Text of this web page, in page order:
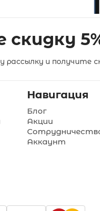
и получите
Навигация
Блог
Акции
Аккаунт